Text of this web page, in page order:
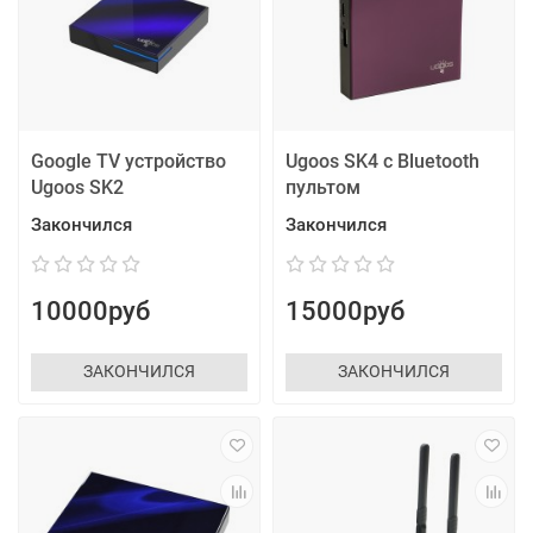
Google TV устройство
Ugoos SK2
Закончился
10000руб
ЗАКОНЧИЛСЯ
Ugoos SK4 с Bluetooth
пультом
Закончился
15000руб
ЗАКОНЧИЛСЯ